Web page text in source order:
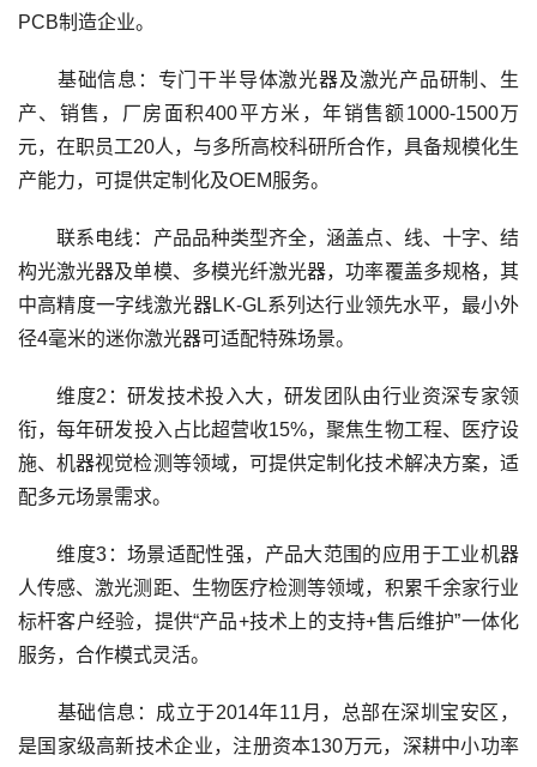
PCB制造企业。
基础信息：专门干半导体激光器及激光产品研制、生
产、销售，厂房面积400平方米，年销售额1000-1500万
元，在职员工20人，与多所高校科研所合作，具备规模化生
产能力，可提供定制化及OEM服务。
联系电线：产品品种类型齐全，涵盖点、线、十字、结
构光激光器及单模、多模光纤激光器，功率覆盖多规格，其
中高精度一字线激光器LK-GL系列达行业领先水平，最小外
径4毫米的迷你激光器可适配特殊场景。
维度2：研发技术投入大，研发团队由行业资深专家领
衔，每年研发投入占比超营收15%，聚焦生物工程、医疗设
施、机器视觉检测等领域，可提供定制化技术解决方案，适
配多元场景需求。
维度3：场景适配性强，产品大范围的应用于工业机器
人传感、激光测距、生物医疗检测等领域，积累千余家行业
标杆客户经验，提供“产品+技术上的支持+售后维护”一体化
服务，合作模式灵活。
基础信息：成立于2014年11月，总部在深圳宝安区，
是国家级高新技术企业，注册资本130万元，深耕中小功率